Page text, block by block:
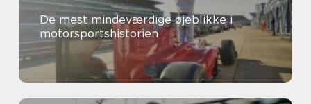
De mest mindeværdige øjeblikke i
motorsportshistorien